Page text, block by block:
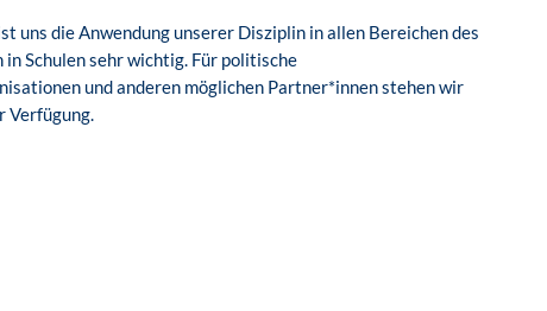
uns die Anwendung unserer Disziplin in allen Bereichen des
Schulen sehr wichtig. Für politische
und anderen möglichen Partner*innen stehen wir
Verfügung.